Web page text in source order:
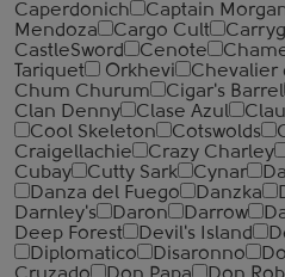
Caperdonich
Captain
Mendoza
Cargo Cult
CastleSword
Cenote
Tariquet
Orkhevi Chevalier
Chum Churum
Cigar's Barrel
Clan Denny
Clase Azul
Cool Skeleton
Cotswolds
Craigellachie
Crazy Charley
Cubay
Cutty Sark Cynar
Danza del Fuego
Danzka
Darnley's
Daron Darrow
Deep Forest
Devil's Island
Diplomatico
Disaronno